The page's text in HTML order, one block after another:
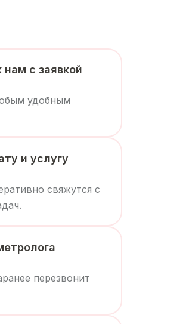
с заявкой
удобным
и услугу
свяжутся с
перезвонит